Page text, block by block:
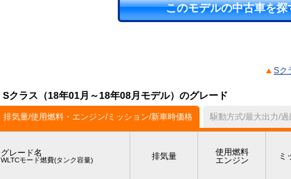
このモデルの中古車を探
Sク
Sクラス（18年01月～18年08月モデル）のグレード
排気量/使用燃料・エンジン/ミッション/新車時価格 駆動方式/最大出力/
グレード名
WLTCモード燃費(タンク容量) 排気量
使用燃料
エンジン
ミ